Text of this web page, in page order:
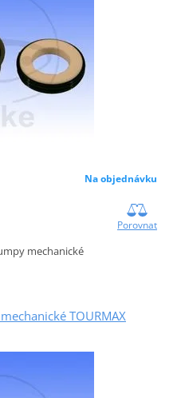
Na objednávku
Porovnat
mechanické
TOURMAX